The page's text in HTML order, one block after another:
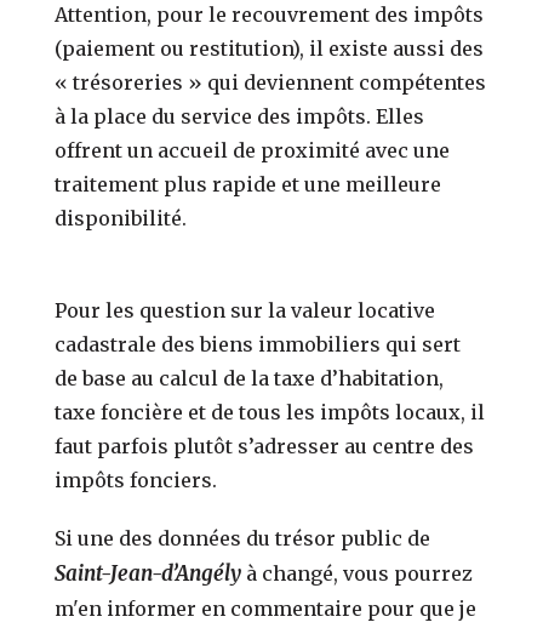
Attention, pour le recouvrement des impôts
(paiement ou restitution), il existe aussi des
« trésoreries » qui deviennent compétentes
à la place du service des impôts. Elles
offrent un accueil de proximité avec une
traitement plus rapide et une meilleure
disponibilité.
Pour les question sur la valeur locative
cadastrale des biens immobiliers qui sert
de base au calcul de la taxe d’habitation,
taxe foncière et de tous les impôts locaux, il
faut parfois plutôt s’adresser au centre des
impôts fonciers.
Si une des données du trésor public de
Saint-Jean-d’Angély à changé, vous pourrez
m'en informer en commentaire pour que je